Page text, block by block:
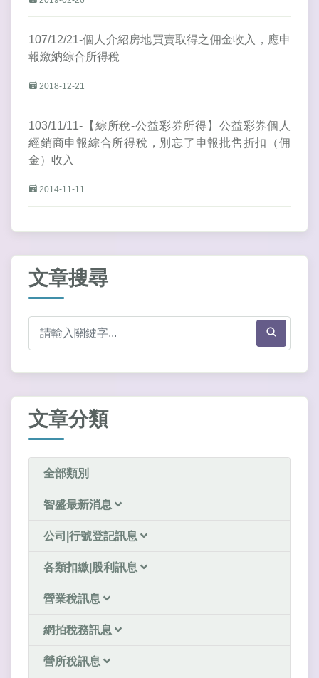
107/12/21-個人介紹房地買賣取得之佣金收入，應申
報繳納綜合所得稅
2018-12-21
103/11/11-【綜所稅-公益彩券所得】公益彩券個人
經銷商申報綜合所得稅，別忘了申報批售折扣（佣
金）收入
2014-11-11
文章搜尋
文章分類
全部類別
智盛最新消息
公司|行號登記訊息
各類扣繳|股利訊息
營業稅訊息
網拍稅務訊息
營所稅訊息